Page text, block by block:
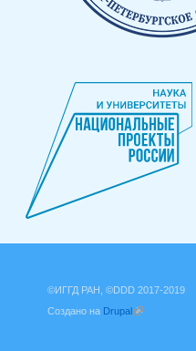
©ИГГД РАН, ©DDD 2017-2019
Создано на Drupal